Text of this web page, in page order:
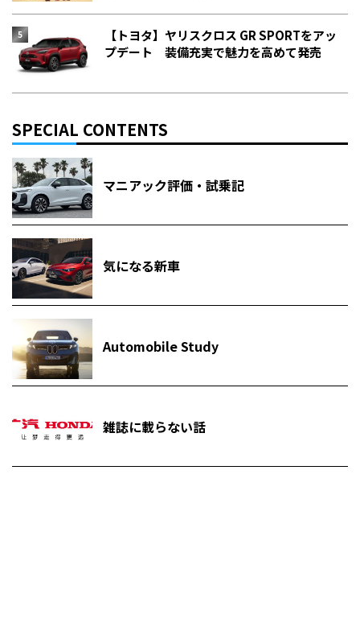
【トヨタ】ヤリスクロス GR SPORTをアッ
プデート 装備充実で魅力を高めて発売
SPECIAL CONTENTS
マニアック評価・試乗記
気になる新車
Automobile Study
雑誌に載らない話